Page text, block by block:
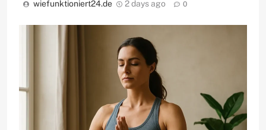
wiefunktioniert24.de 2 days ago 0